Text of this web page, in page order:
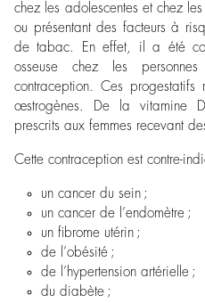
chez les adolescentes et chez
ou présentant des facteurs à
de tabac. En effet, il a été
osseuse chez les
contraception. Ces progestatifs
œstrogènes. De la vitamine
prescrits aux femmes recevant
Cette contraception est contre-
un cancer du sein ;
un cancer de l’endomètre ;
un fibrome utérin ;
de l’obésité ;
de l’hypertension artérielle ;
du diabète ;